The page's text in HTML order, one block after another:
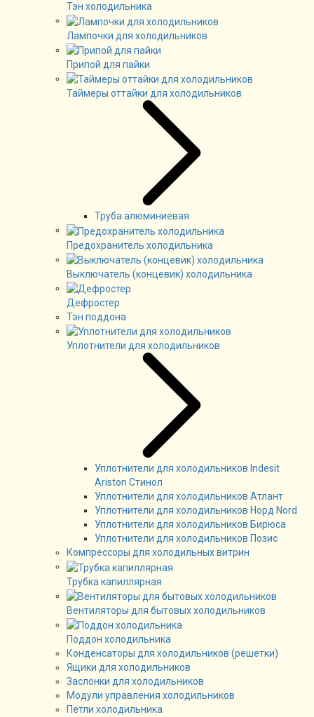
Тэн холодильника
Лампочки для холодильников
Припой для пайки
Таймеры оттайки для холодильников
Труба алюминиевая
Предохранитель холодильника
Выключатель (концевик) холодильника
Дефростер
Тэн поддона
Уплотнители для холодильников
Уплотнители для холодильников Indesit
Ariston Стинол
Уплотнители для холодильников Атлант
Уплотнители для холодильников Норд Nord
Уплотнители для холодильников Бирюса
Уплотнители для холодильников Позис
Компрессоры для холодильных витрин
Трубка капиллярная
Вентиляторы для бытовых холодильников
Поддон холодильника
Конденсаторы для холодильников (решетки)
Ящики для холодильников
Заслонки для холодильников
Модули управления холодильников
Петли холодильника